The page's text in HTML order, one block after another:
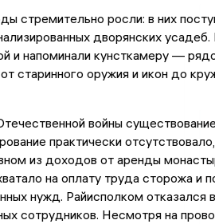
стремительно росли: в них
дворянских
и напоминали кунсткамеру —
старинного оружия и икон до
войны
практически
из доходов от аренды
на оплату труда сторожа и
нужд. Райисполком отказался
сотрудников. Несмотря на